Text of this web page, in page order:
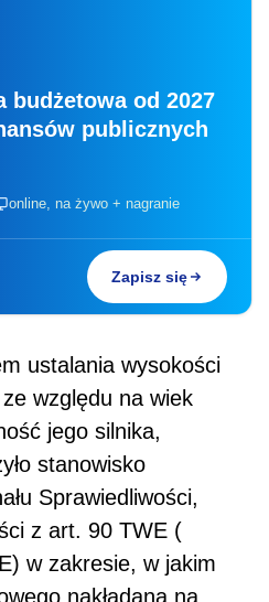
budżetowa od 2027
publicznych
online, na żywo + nagranie
Zapisz się
ustalania wysokości
ze względu na wiek
jego silnika,
stanowisko
Sprawiedliwości,
z art. 90 TWE (
w zakresie, w jakim
nakładana na